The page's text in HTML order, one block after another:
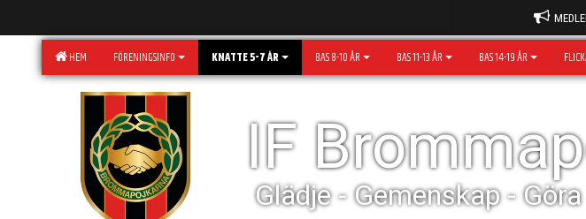
HEM FÖRENINGSINFO KNATTE 5-7 ÅR BAS 8-10 ÅR BAS 11-13 ÅR BAS 14-19 ÅR
IF
Glädje - Gemenskap -